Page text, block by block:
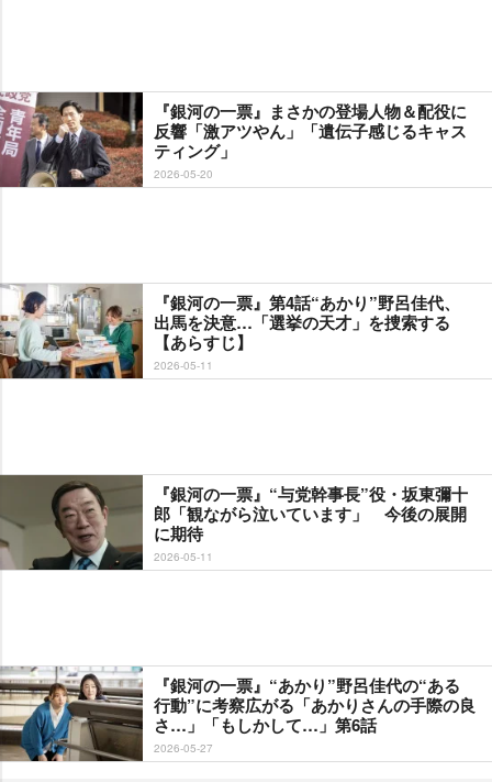
『銀河の一票』まさかの登場人物＆配役に
反響「激アツやん」「遺伝子感じるキャス
ティング」
2026-05-20
『銀河の一票』第4話“あかり”野呂佳代、
出馬を決意…「選挙の天才」を捜索する
【あらすじ】
2026-05-11
『銀河の一票』“与党幹事長”役・坂東彌十
郎「観ながら泣いています」 今後の展開
に期待
2026-05-11
『銀河の一票』“あかり”野呂佳代の“ある
行動”に考察広がる「あかりさんの手際の良
さ…」「もしかして…」第6話
2026-05-27